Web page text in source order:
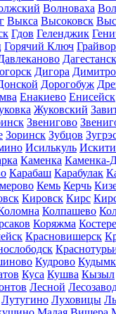
Волноваха
Выкса Высоковск
Гдов Геленджик
Горячий Ключ
Дигора
Дорогобуж
Енакиево Енисейск
Жуковский
Звенигово
Зоринск Зубцов
Исилькуль
Каменка Каменка-
Карабаш Карабулак
Кемь Керчь
Кировск Кирс
Колпашево
Коряжма
Красновишерск
Кудрово
Куса Кушва Кызыл
Лесной
Лутугино Луховицы